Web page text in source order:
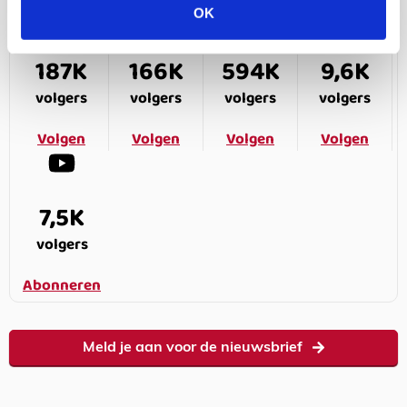
OK
187K
volgers
Volgen
166K
volgers
Volgen
594K
volgers
Volgen
9,6K
volgers
Volgen
7,5K
volgers
Abonneren
Meld je aan voor de nieuwsbrief